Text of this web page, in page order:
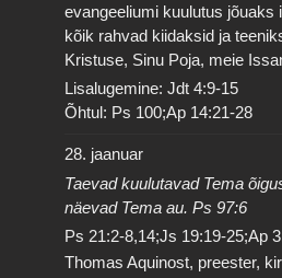
evangeeliumi kuulutus jõuaks
kõik rahvad kiidaksid ja
Kristuse, Sinu Poja, meie
Lisalugemine: Jdt 4:9-15
Õhtul: Ps 100;Ap 14:21-28
28. jaanuar
Taevad kuulutavad Tema
näevad Tema au. Ps 97:6
Ps 21:2-8,14;Js 19:19-25;Ap
Thomas Aquinost, preester,